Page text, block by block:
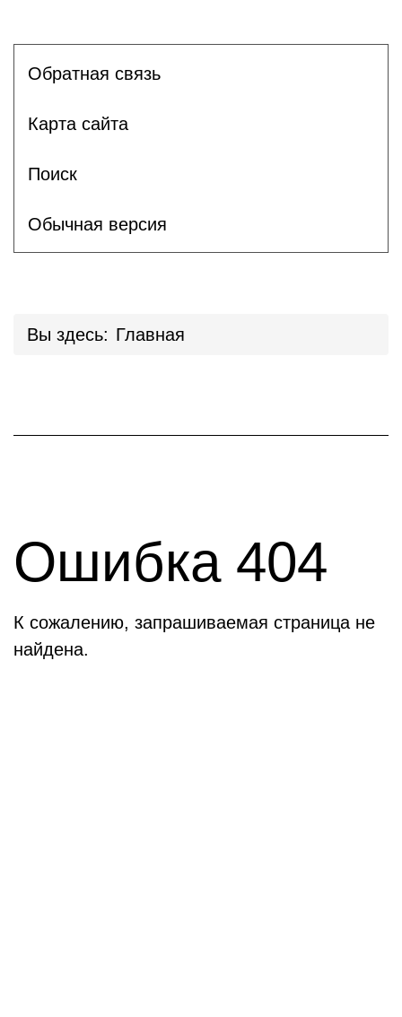
Обратная связь
Карта сайта
Поиск
Обычная версия
Вы здесь: Главная
Ошибка 404
К сожалению, запрашиваемая страница не
найдена.